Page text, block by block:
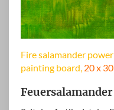
Fire salamander
painting board, 20 x